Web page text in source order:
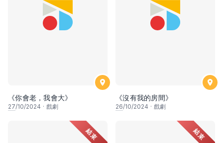
《你會老，我會大》
27/10/2024 · 戲劇
《沒有我的房間》
26/10/2024 · 戲劇
結束 結束